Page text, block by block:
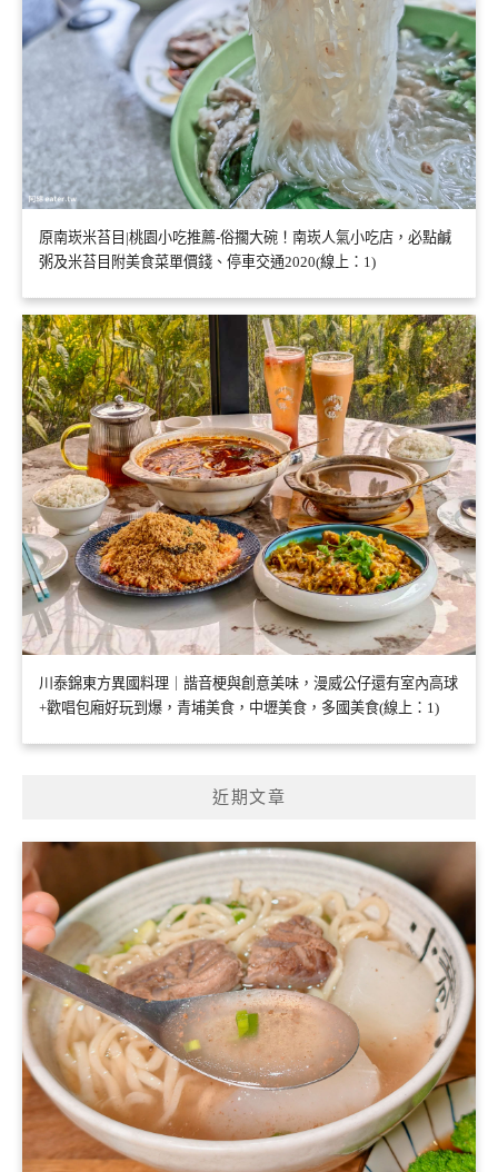
原南崁米苔目|桃園小吃推薦-俗擱大碗！南崁人氣小吃店，必點鹹
粥及米苔目附美食菜單價錢、停車交通2020(線上：1)
川泰錦東方異國料理｜諧音梗與創意美味，漫威公仔還有室內高球
+歡唱包廂好玩到爆，青埔美食，中壢美食，多國美食(線上：1)
近期文章